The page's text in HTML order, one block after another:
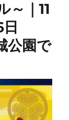
～｜11
公園で